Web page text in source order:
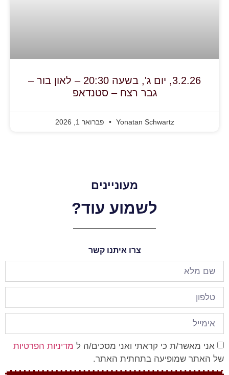
3.2.26, יום ג', בשעה 20:30 – לאון בור –
גבר רצח – סטנדאפ
Yonatan Schwartz פברואר 1, 2026
מעוניינים
לשמוע עוד?
צרו איתנו קשר
אני מאשר/ת כי קראתי ואני מסכים/ה ל מדיניות הפרטיות
של האתר שמופיעה בתחתית האתר.